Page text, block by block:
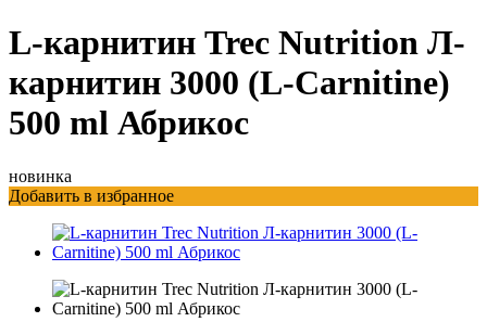
L-карнитин Trec Nutrition Л-
карнитин 3000 (L-Carnitine)
500 ml Абрикос
новинка
Добавить в избранное